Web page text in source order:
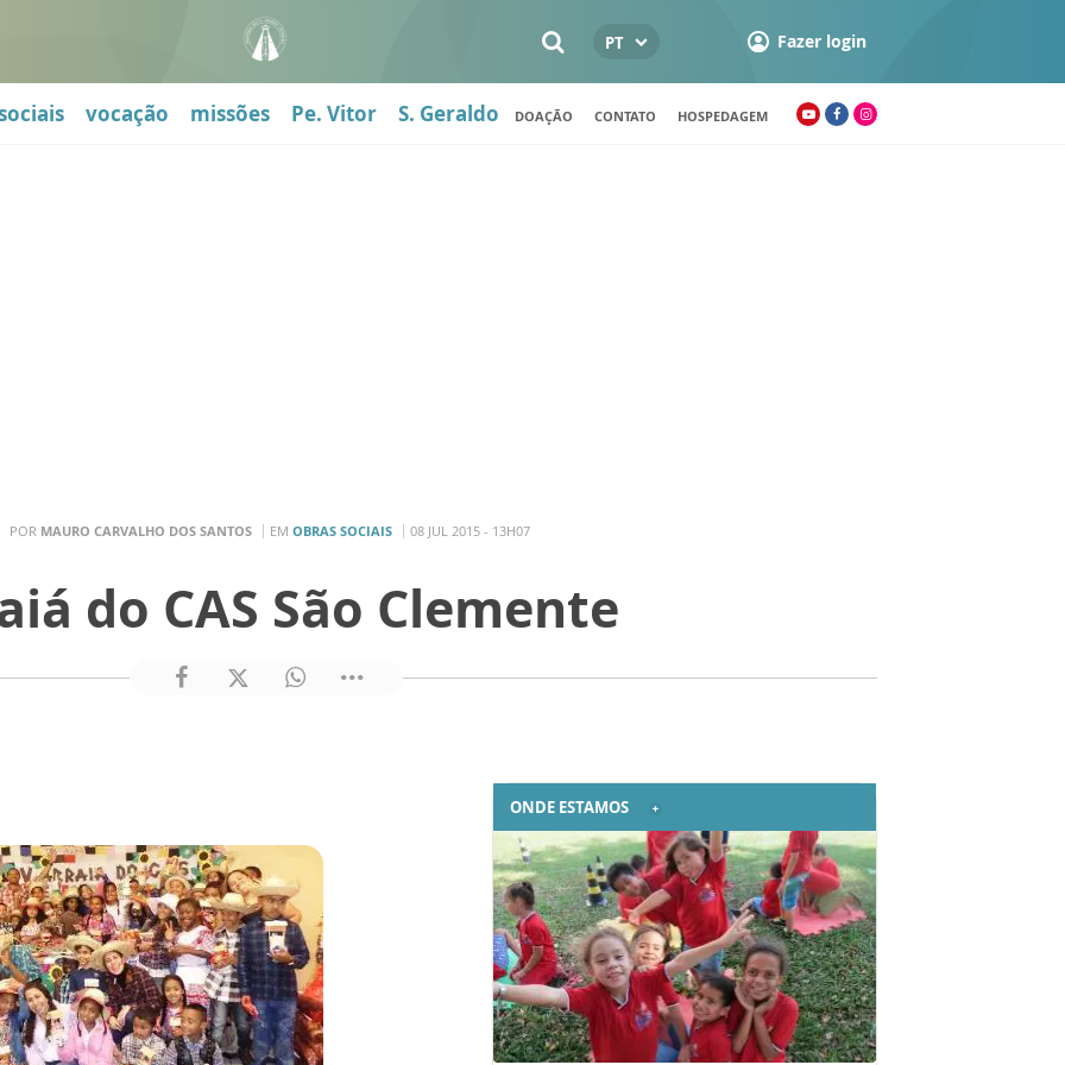
PT Fazer login
vocação missões Pe. Vitor S. Geraldo DOAÇÃO CONTATO HOSPEDAGEM
POR MAURO CARVALHO DOS SANTOS EM OBRAS SOCIAIS 08 JUL 2015 - 13H07
do CAS São Clemente
ONDE ESTAMOS